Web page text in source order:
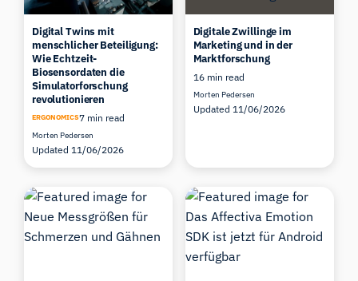
Digital Twins mit
menschlicher Beteiligung:
Wie Echtzeit-
Biosensordaten die
Simulatorforschung
revolutionieren
ERGONOMICS7 min read
Morten Pedersen
Updated 11/06/2026
Digitale Zwillinge im
Marketing und in der
Marktforschung
16 min read
Morten Pedersen
Updated 11/06/2026